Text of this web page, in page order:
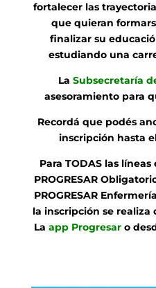
fortalecer las
que quieran
finalizar su
estudiando una
La Subsecretaría
asesoramiento para
Recordá que podés
inscripción hasta
Para TODAS las líneas
PROGRESAR
PROGRESAR
la inscripción se
La app Progresar o